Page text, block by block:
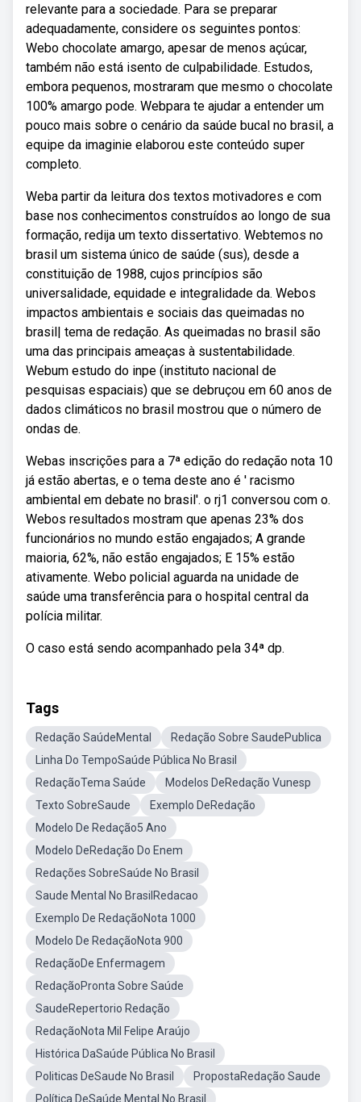
relevante para a sociedade. Para se preparar
adequadamente, considere os seguintes pontos:
Webo chocolate amargo, apesar de menos açúcar,
também não está isento de culpabilidade. Estudos,
embora pequenos, mostraram que mesmo o chocolate
100% amargo pode. Webpara te ajudar a entender um
pouco mais sobre o cenário da saúde bucal no brasil, a
equipe da imaginie elaborou este conteúdo super
completo.
Weba partir da leitura dos textos motivadores e com
base nos conhecimentos construídos ao longo de sua
formação, redija um texto dissertativo. Webtemos no
brasil um sistema único de saúde (sus), desde a
constituição de 1988, cujos princípios são
universalidade, equidade e integralidade da. Webos
impactos ambientais e sociais das queimadas no
brasil| tema de redação. As queimadas no brasil são
uma das principais ameaças à sustentabilidade.
Webum estudo do inpe (instituto nacional de
pesquisas espaciais) que se debruçou em 60 anos de
dados climáticos no brasil mostrou que o número de
ondas de.
Webas inscrições para a 7ª edição do redação nota 10
já estão abertas, e o tema deste ano é ' racismo
ambiental em debate no brasil'. o rj1 conversou com o.
Webos resultados mostram que apenas 23% dos
funcionários no mundo estão engajados; A grande
maioria, 62%, não estão engajados; E 15% estão
ativamente. Webo policial aguarda na unidade de
saúde uma transferência para o hospital central da
polícia militar.
O caso está sendo acompanhado pela 34ª dp.
Tags
Redação SaúdeMental
Redação Sobre SaudePublica
Linha Do TempoSaúde Pública No Brasil
RedaçãoTema Saúde
Modelos DeRedação Vunesp
Texto SobreSaude
Exemplo DeRedação
Modelo De Redação5 Ano
Modelo DeRedação Do Enem
Redações SobreSaúde No Brasil
Saude Mental No BrasilRedacao
Exemplo De RedaçãoNota 1000
Modelo De RedaçãoNota 900
RedaçãoDe Enfermagem
RedaçãoPronta Sobre Saúde
SaudeRepertorio Redação
RedaçãoNota Mil Felipe Araújo
Histórica DaSaúde Pública No Brasil
Politicas DeSaude No Brasil
PropostaRedação Saude
Política DeSaúde Mental No Brasil